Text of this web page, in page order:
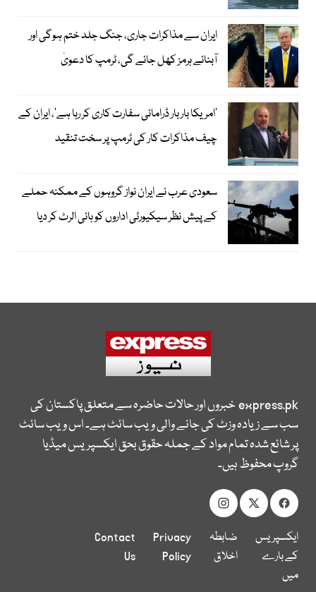
ایران سے مذاکرات جاری، جنگ جلد ختم ہوگی اور
آبنائے ہرمز کھل جائے گی، ٹرمپ کا دعویٰ
’امریکا بار بار ڈرامائی سفارت کاری کر رہا ہے‘، ایران کے
چیف مذاکرات کار کی ٹرمپ پر سخت تنقید
سعودی عرب نے ایران نواز گروہوں کے ممکنہ حملے
کے پیش نظر سیکیورٹی اداروں کو ہائی الرٹ کر دیا
express.pkخبروں اور حالات حاضرہ سے متعلق پاکستان کی
سب سے زیادہ وزٹ کی جانے والی ویب سائٹ ہے۔ اس ویب سائٹ
پر شائع شدہ تمام مواد کے جملہ حقوق بحق ایکسپریس میڈیا
گروپ محفوظ ہیں۔
ایکسپریس
کے بارے
میں
ضابطہ
اخلاق
Privacy
Policy
Contact
Us